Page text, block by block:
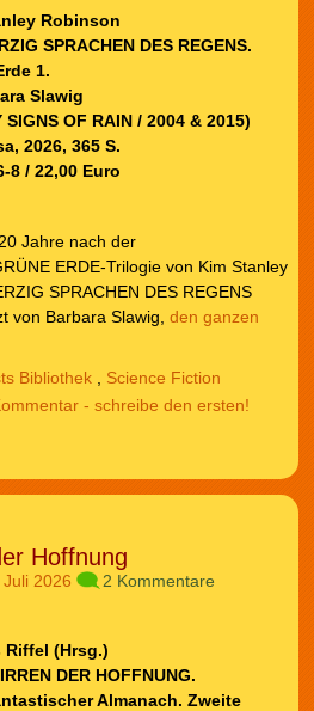
Robinson
SPRACHEN DES REGENS.
1.
Slawig
SIGNS OF RAIN / 2004 & 2015)
2026, 365 S.
8 / 22,00 Euro
Jahre nach der
ERDE-Trilogie von Kim Stanley
SPRACHEN DES REGENS
von Barbara Slawig, den ganzen
Bibliothek, Science Fiction
- schreibe den ersten!
Hoffnung
2026 2 Kommentare
Riffel (Hrsg.)
DER HOFFNUNG.
Almanach. Zweite